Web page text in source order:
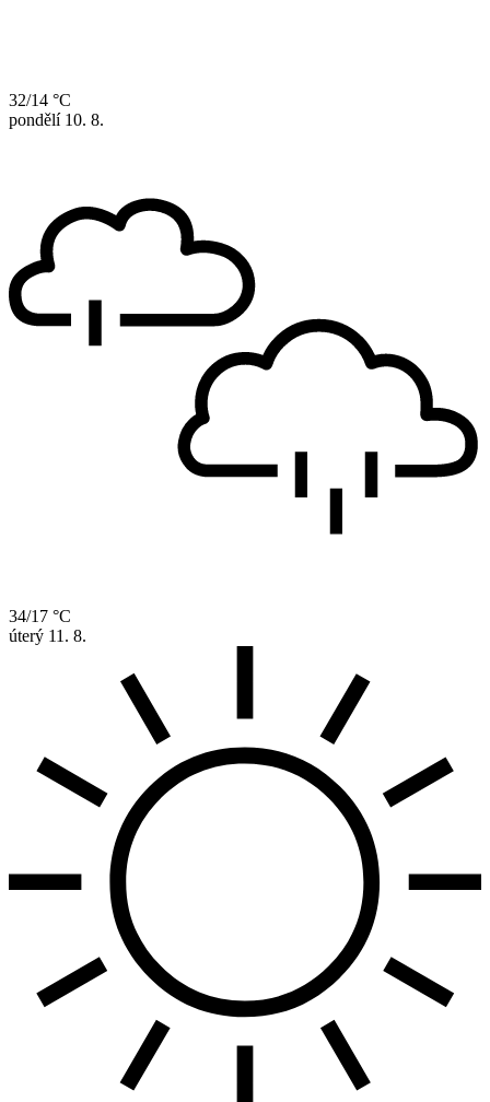
32/14 °C
pondělí 10. 8.
34/17 °C
úterý 11. 8.